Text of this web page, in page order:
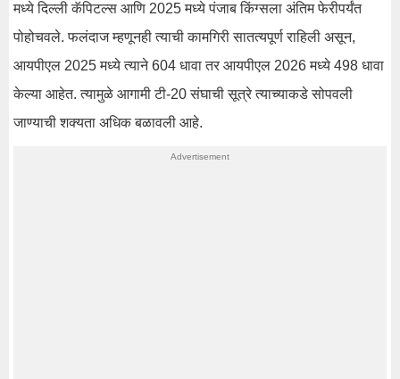
मध्ये दिल्ली कॅपिटल्स आणि 2025 मध्ये पंजाब किंग्सला अंतिम फेरीपर्यंत
पोहोचवले. फलंदाज म्हणूनही त्याची कामगिरी सातत्यपूर्ण राहिली असून,
आयपीएल 2025 मध्ये त्याने 604 धावा तर आयपीएल 2026 मध्ये 498 धावा
केल्या आहेत. त्यामुळे आगामी टी-20 संघाची सूत्रे त्याच्याकडे सोपवली
जाण्याची शक्यता अधिक बळावली आहे.